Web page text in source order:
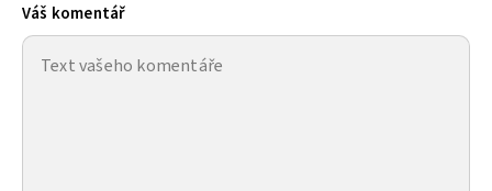
Váš komentář